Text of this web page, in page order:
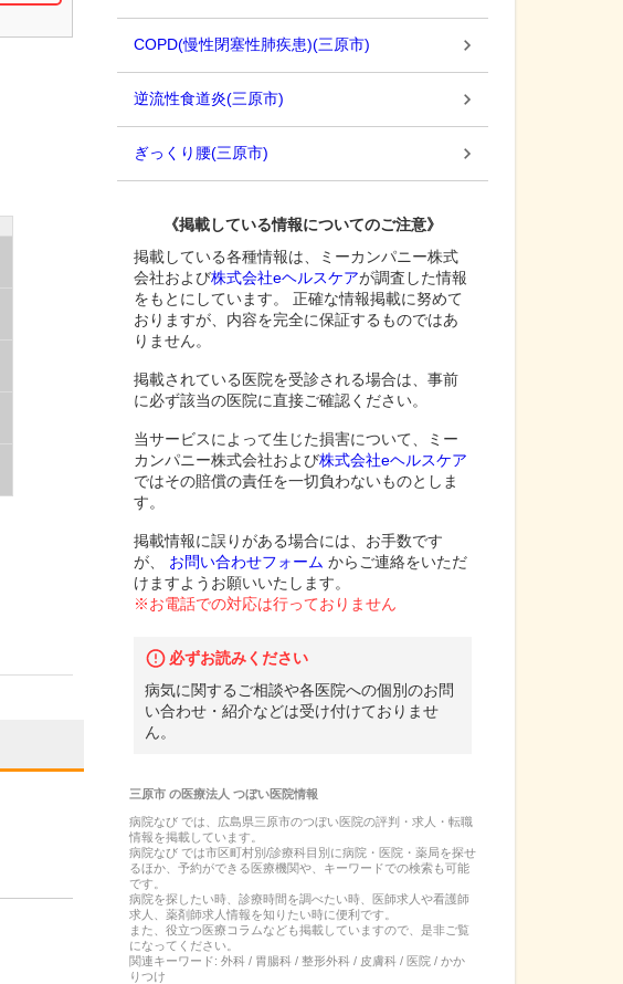
COPD(慢性閉塞性肺疾患)(三原市)
逆流性食道炎(三原市)
ぎっくり腰(三原市)
《掲載している情報についてのご注意》
掲載している各種情報は、ミーカンパニー株式
会社および株式会社eヘルスケアが調査した情報
をもとにしています。 正確な情報掲載に努めて
おりますが、内容を完全に保証するものではあ
りません。
掲載されている医院を受診される場合は、事前
に必ず該当の医院に直接ご確認ください。
当サービスによって生じた損害について、ミー
カンパニー株式会社および株式会社eヘルスケア
ではその賠償の責任を一切負わないものとしま
す。
掲載情報に誤りがある場合には、お手数です
が、
お問い合わせフォーム からご連絡をいただ
けますようお願いいたします。
※お電話での対応は行っておりません
必ずお読みください
病気に関するご相談や各医院への個別のお問
い合わせ・紹介などは受け付けておりませ
ん。
三原市の医療法人 つぼい医院情報
病院なび では、 広島県三原市のつぼい医院の評判・求人・転職
情報を掲載しています。
病院なび では市区町村別/診療科目別に病院・医院・薬局を探せ
るほか、予約ができる医療機関や、キーワードでの検索も可能
です。
病院を探したい時、診療時間を調べたい時、医師求人や看護師
求人、薬剤師求人情報を知りたい時に便利です。
また、役立つ医療コラムなども掲載していますので、是非ご覧
になってください。
関連キーワード: 外科 / 胃腸科 / 整形外科 / 皮膚科 / 医院 / かか
りつけ